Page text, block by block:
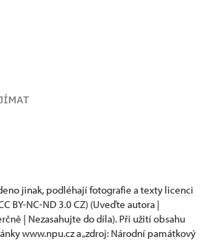
jinak, podléhají fotografie a texty licenci
BY-NC-ND 3.0 CZ) (Uveďte autora |
| Nezasahujte do díla). Při užití obsahu
www.npu.cz a „zdroj: Národní památkový